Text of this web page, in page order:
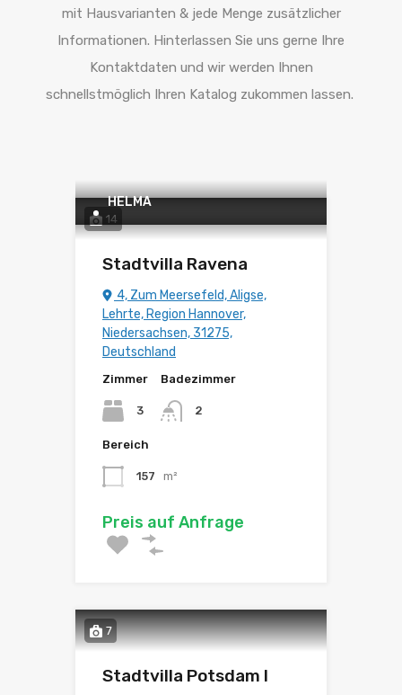
mit Hausvarianten & jede Menge zusätzlicher
Informationen. Hinterlassen Sie uns gerne Ihre
Kontaktdaten und wir werden Ihnen
schnellstmöglich Ihren Katalog zukommen lassen.
14
HELMA
Stadtvilla Ravena
4, Zum Meersefeld, Aligse,
Lehrte, Region Hannover,
Niedersachsen, 31275,
Deutschland
Zimmer
3
Badezimmer
2
Bereich
157 m²
Preis auf Anfrage
7
Stadtvilla Potsdam I